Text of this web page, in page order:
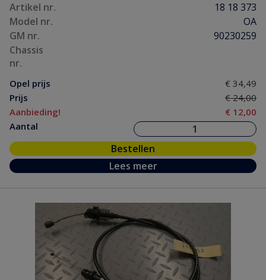
Artikel nr.
18 18 373
Model nr.
OA
GM nr.
90230259
Chassis
nr.
Opel prijs
€ 34,49
Prijs
€ 24,00
Aanbieding!
€ 12,00
Aantal
Bestellen
Lees meer